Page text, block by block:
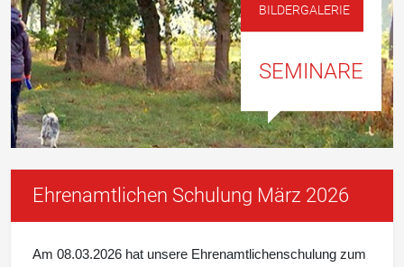
BILDERGALERIE
SEMINARE
Ehrenamtlichen Schulung März 2026
Am 08.03.2026 hat unsere Ehrenamtlichenschulung zum